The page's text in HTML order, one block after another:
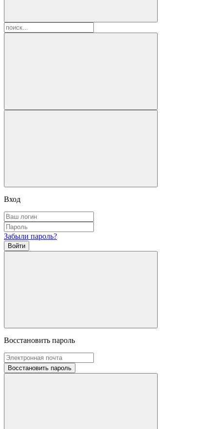
Вход
Забыли пароль?
Войти
Восстановить пароль
Восстановить пароль